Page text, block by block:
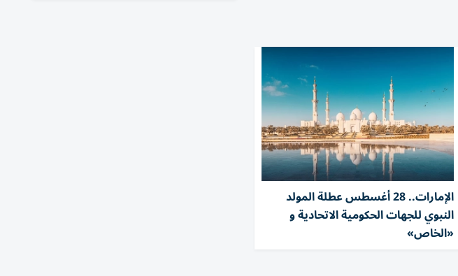
الإمارات.. 28 أغسطس عطلة المولد
النبوي للجهات الحكومية الاتحادية و
«الخاص»